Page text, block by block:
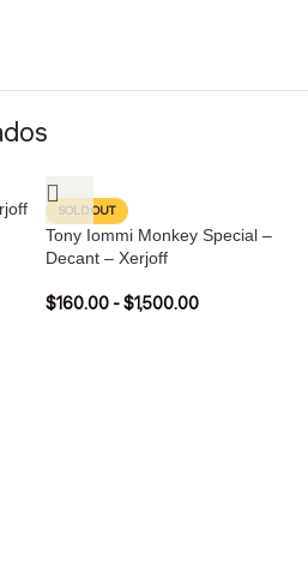
SOLD OUT
Tony Iommi Monkey Special –
Decant – Xerjoff
$160.00 -$1,500.00